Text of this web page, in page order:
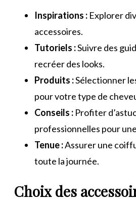
Inspirations : Explorer
accessoires.
Tutoriels :Suivre des
recréer des looks.
Produits :Sélectionner
pour votre type de
Conseils : Profiter
professionnelles pour
Tenue :Assurer une
toute la journée.
Choix des